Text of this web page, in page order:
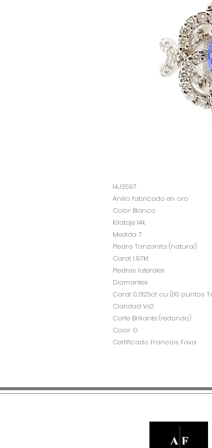
14J3597
Anillo fabricado en oro
Color Blanco
Kilataje 14k
Medida 7
Piedra Tanzanita (natural)
Carat 1.97kt
Piedras laterales
Diamantes
Carat 0.0125ct cu (80 puntos
Claridad Vs2
Corte Brillante (redondo)
Color G
Certificado Francois Fava